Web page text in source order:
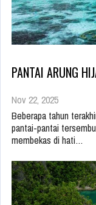
PANTAI ARUNG
Nov 22, 2025
Beberapa tahun
pantai-pantai
membekas di hati…